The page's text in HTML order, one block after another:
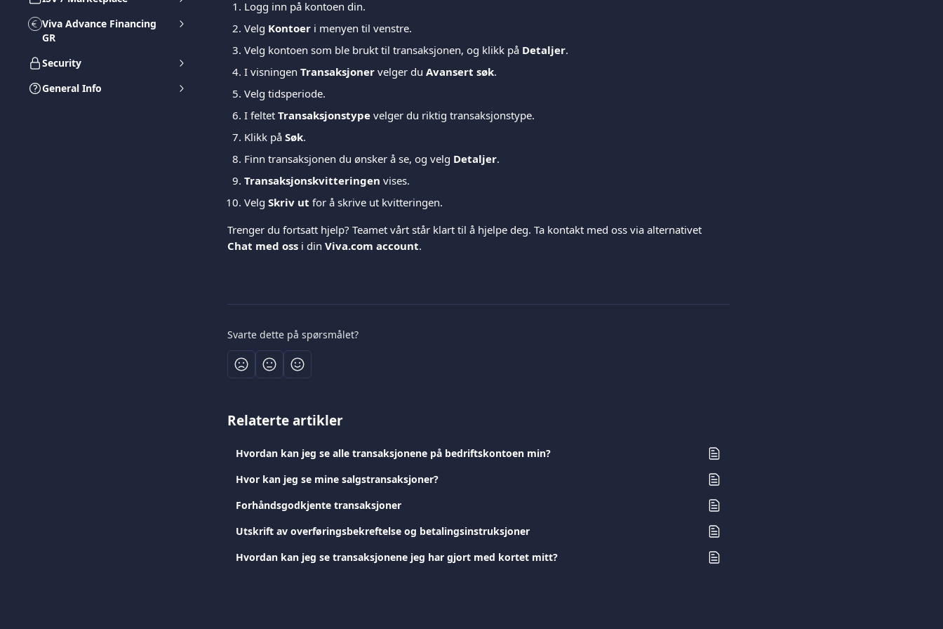
Viva Advance Financing
GR
Security
General Info
Logg inn på kontoen din.
Velg Kontoer i menyen til venstre.
Velg kontoen som ble brukt til transaksjonen, og klikk på Detaljer.
I visningen Transaksjoner velger du Avansert søk.
Velg tidsperiode.
I feltet Transaksjonstype velger du riktig transaksjonstype.
Klikk på Søk.
Finn transaksjonen du ønsker å se, og velg Detaljer.
Transaksjonskvitteringen vises.
Velg Skriv ut for å skrive ut kvitteringen.
Trenger du fortsatt hjelp? Teamet vårt står klart til å hjelpe deg. Ta kontakt med oss via alternativet
Chat med oss i din Viva.com account.
Svarte dette på spørsmålet?
Relaterte artikler
Hvordan kan jeg se alle transaksjonene på bedriftskontoen min?
Hvor kan jeg se mine salgstransaksjoner?
Forhåndsgodkjente transaksjoner
Utskrift av overføringsbekreftelse og betalingsinstruksjoner
Hvordan kan jeg se transaksjonene jeg har gjort med kortet mitt?